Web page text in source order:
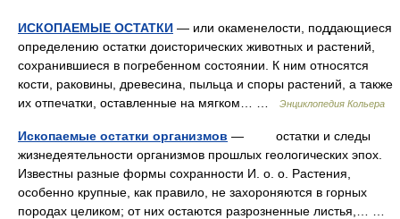
ИСКОПАЕМЫЕ ОСТАТКИ — или окаменелости, поддающиеся
определению остатки доисторических животных и растений,
сохранившиеся в погребенном состоянии. К ним относятся
кости, раковины, древесина, пыльца и споры растений, а также
их отпечатки, оставленные на мягком… …
Энциклопедия Кольера
Ископаемые остатки организмов — остатки и следы
жизнедеятельности организмов прошлых геологических эпох.
Известны разные формы сохранности И. о. о. Растения,
особенно крупные, как правило, не захороняются в горных
породах целиком; от них остаются разрозненные листья,… …